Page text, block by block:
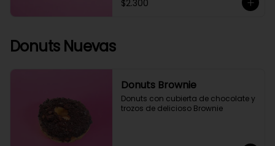
$2.300
Donuts Nuevas
Donuts Brownie
Donuts con cubierta de chocolate y
trozos de delicioso Brownie